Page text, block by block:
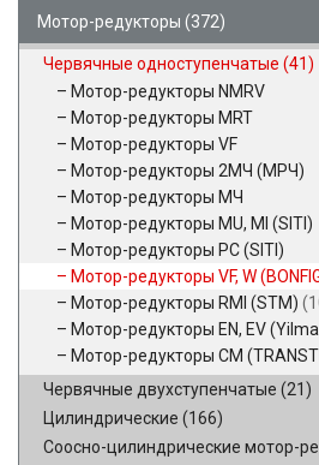
Мотор-редукторы (372)
Червячные одноступенчатые (41)
Мотор-редукторы NMRV
Мотор-редукторы MRT
Мотор-редукторы VF
Мотор-редукторы 2МЧ (МРЧ)
Мотор-редукторы МЧ
Мотор-редукторы MU, MI (SITI)
Мотор-редукторы PC (SITI)
Мотор-редукторы VF, W
Мотор-редукторы RMI (STM)
Мотор-редукторы EN, EV
Мотор-редукторы CM
Червячные двухступенчатые (21)
Цилиндрические (166)
Соосно-цилиндрические мотор-